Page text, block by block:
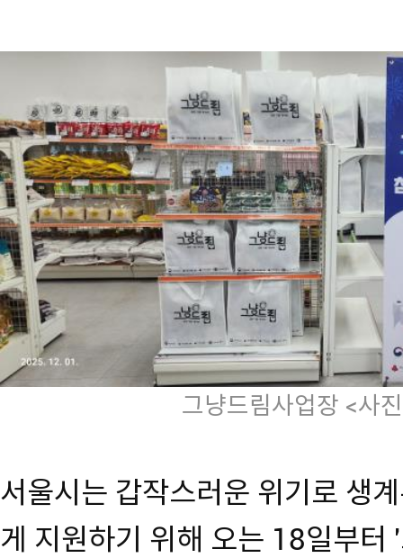
그냥드림사업장 <사
서울시는 갑작스러운 위기로 생
게 지원하기 위해 오는 18일부터